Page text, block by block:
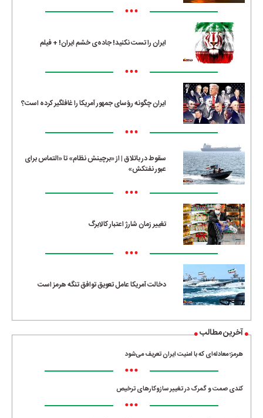
•••
ایران را تست نکنید! جاده‌ی خشم ایران! + فیلم
•••
ایران چگونه رؤسای جمهور آمریکا را غافلگیر کرده است؟
•••
سقوط در باتلاق | از «برچینش نظام» تا «التماس برای
عبور نفتکش»
•••
تغییر زمان شارژ اعتبار کالابرگ
•••
دخالت آمریکا عامل تعویق توافق تنگه هرمز است
آخرین مطالب
هرمز؛ معادله‌ای که با امنیت ایران تعریف می‌شود
•••
کندی صمت و گمرک در تغییر سازوکارهای ترخیص
•••